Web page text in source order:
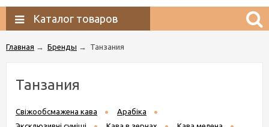
Каталог товаров
Главная → Бренды → Танзания
Танзания
Свіжообсмажена кава
Арабіка